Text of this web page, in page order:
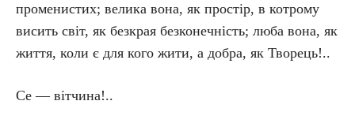
променистих; велика вона, як простір, в котрому
висить світ, як безкрая безконечність; люба вона, як
життя, коли є для кого жити, а добра, як Творець!..
Се — вітчина!..